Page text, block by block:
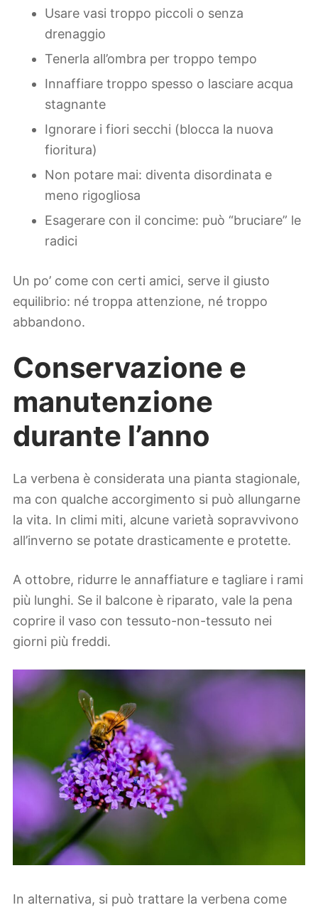
Usare vasi troppo piccoli o senza
drenaggio
Tenerla all’ombra per troppo tempo
Innaffiare troppo spesso o lasciare acqua
stagnante
Ignorare i fiori secchi (blocca la nuova
fioritura)
Non potare mai: diventa disordinata e
meno rigogliosa
Esagerare con il concime: può “bruciare” le
radici
Un po’ come con certi amici, serve il giusto
equilibrio: né troppa attenzione, né troppo
abbandono.
Conservazione e
manutenzione
durante l’anno
La verbena è considerata una pianta stagionale,
ma con qualche accorgimento si può allungarne
la vita. In climi miti, alcune varietà sopravvivono
all’inverno se potate drasticamente e protette.
A ottobre, ridurre le annaffiature e tagliare i rami
più lunghi. Se il balcone è riparato, vale la pena
coprire il vaso con tessuto-non-tessuto nei
giorni più freddi.
In alternativa, si può trattare la verbena come